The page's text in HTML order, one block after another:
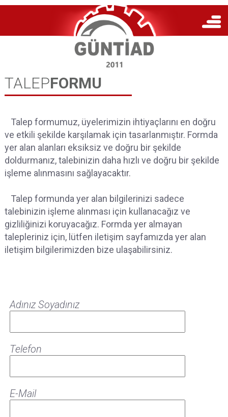
TALEPFORMU
Talep formumuz, üyelerimizin ihtiyaçlarını en doğru
ve etkili şekilde karşılamak için tasarlanmıştır. Formda
yer alan alanları eksiksiz ve doğru bir şekilde
doldurmanız, talebinizin daha hızlı ve doğru bir şekilde
işleme alınmasını sağlayacaktır.
Talep formunda yer alan bilgilerinizi sadece
talebinizin işleme alınması için kullanacağız ve
gizliliğinizi koruyacağız. Formda yer almayan
talepleriniz için, lütfen iletişim sayfamızda yer alan
iletişim bilgilerimizden bize ulaşabilirsiniz.
Adınız Soyadınız
Telefon
E-Mail